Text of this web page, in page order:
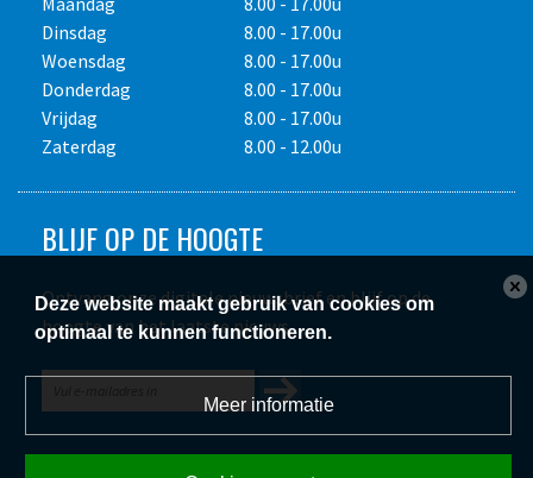
Dinsdag
Woensdag
Donderdag
Vrijdag
Zaterdag
8.00 - 17.00u
8.00 - 17.00u
8.00 - 17.00u
8.00 - 17.00u
8.00 - 12.00u
BLIJF OP DE HOOGTE
Ontvang onze digitale nieuwsbrief en blijf op de
hoogte van het laatste nieuws.
Deze website maakt gebruik van cookies om
optimaal te kunnen functioneren.
Meer informatie